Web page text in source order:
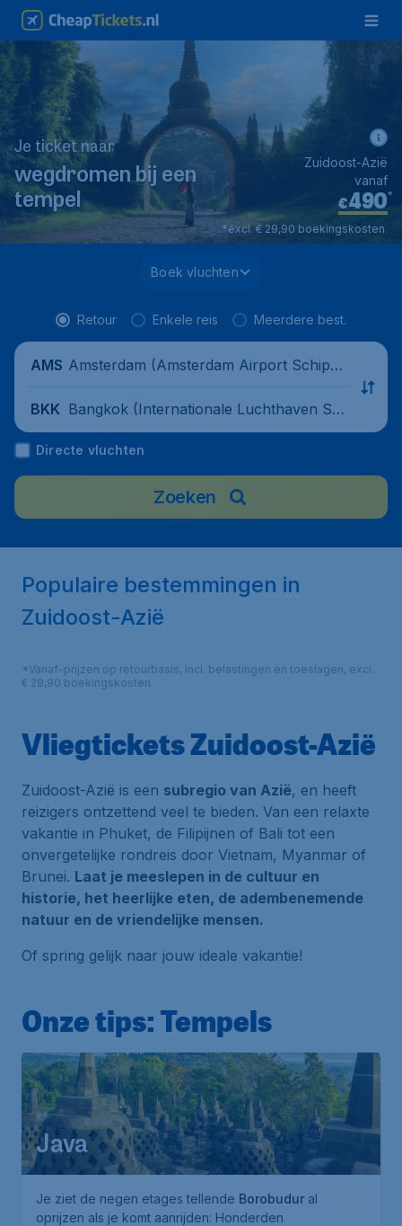
Je ticket naar
wegdromen bij een
tempel
€490*
Zuidoost-Azië
vanaf
*excl. € 29,90 boekingskosten.
Boek vluchten
Retour Enkele reis Meerdere best.
AMS Amsterdam (Amsterdam Airport Schipho
BKK Bangkok (Internationale Luchthaven Suv
arnabhumi), Thailand
Directe vluchten
Zoeken
Populaire bestemmingen in
Zuidoost-Azië
*Vanaf-prijzen op retourbasis, incl. belastingen en toeslagen, excl.
€ 29,90 boekingskosten.
Vliegtickets Zuidoost-Azië
Zuidoost-Azië is een subregio van Azië, en heeft
reizigers ontzettend veel te bieden. Van een relaxte
vakantie in Phuket, de Filipijnen of Bali tot een
onvergetelijke rondreis door Vietnam, Myanmar of
Brunei. Laat je meeslepen in de cultuur en
historie, het heerlijke eten, de adembenemende
natuur en de vriendelijke mensen.
Of spring gelijk naar jouw ideale vakantie!
Onze tips: Tempels
Java
Je ziet de negen etages tellende Borobudur al
oprijzen als je komt aanrijden: Honderden